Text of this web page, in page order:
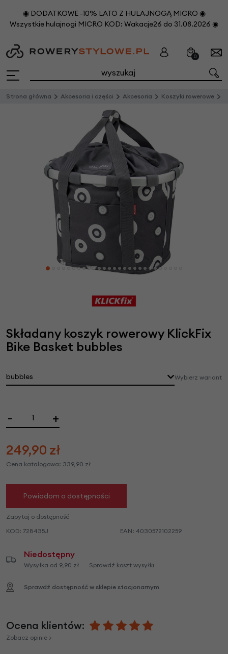
◉ DODATKOWE -10% LATO Z HULAJNOGĄ MICRO ◉
Wszystkie hulajnogi MICRO KOD: Wakacje26 do 31.08.2026 ◉
0
Strona główna Akcesoria i części Akcesoria Koszyki rowerowe
Składany koszyk rowerowy KlickFix
Bike Basket bubbles
bubbles Wybierz wariant
- +
249,90 zł
Cena katalogowa: 339,90 zł
Powiadom o dostępności
Zapytaj o dostępność
KOD: 728435J EAN: 4030572102259
Niedostępny
Wysyłka od 9,90 zł Sprawdź koszt wysyłki
Sprawdź dostępność w sklepie stacjonarnym
Ocena klientów:
Zobacz opinie >